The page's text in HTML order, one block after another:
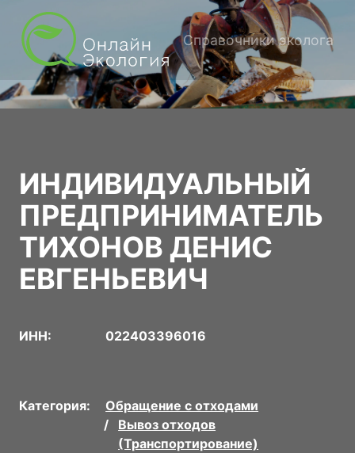
Справочники эколога
ИНДИВИДУАЛЬНЫЙ
ПРЕДПРИНИМАТЕЛЬ
ТИХОНОВ ДЕНИС
ЕВГЕНЬЕВИЧ
ИНН: 022403396016
Категория:
Обращение с отходами
Вывоз отходов
(Транспортирование)